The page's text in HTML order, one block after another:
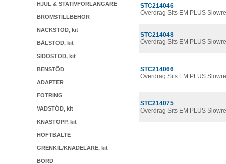
HJUL & STATIVFÖRLÄNGARE
BROMSTILLBEHÖR
NACKSTÖD, kit
BÅLSTÖD, kit
SIDOSTÖD, kit
BENSTÖD
ADAPTER
FOTRING
VADSTÖD, kit
KNÄSTOPP, kit
HÖFTBÄLTE
GRENKIL/KNÄDELARE, kit
BORD
STC214046
Överdrag Sits EM PLUS
STC214048
Överdrag Sits EM PLUS
STC214066
Överdrag Sits EM PLUS
STC214075
Överdrag Sits EM PLUS